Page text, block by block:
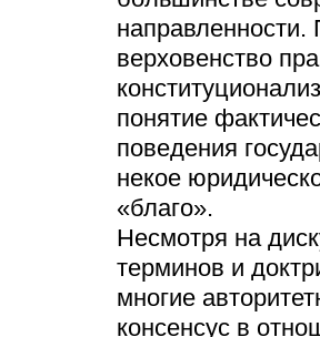
верховенство
понятие
поведения
некое
«благо».
Несмотря на
терминов и
многие
консенсус в